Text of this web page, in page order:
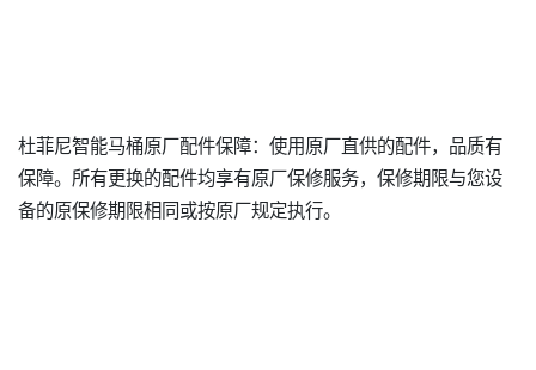
杜菲尼智能马桶原厂配件保障：使用原厂直供的配件，品质有
保障。所有更换的配件均享有原厂保修服务，保修期限与您设
备的原保修期限相同或按原厂规定执行。